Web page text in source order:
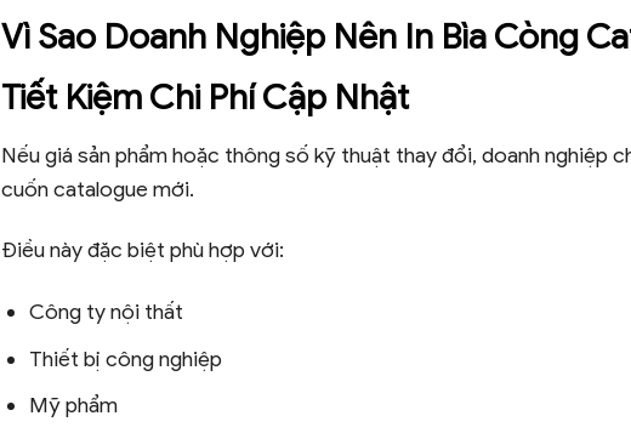
Vì Sao Doanh Nghiệp Nên In Bìa Còng
Tiết Kiệm Chi Phí Cập Nhật
Nếu giá sản phẩm hoặc thông số kỹ thuật thay đổi, doanh nghiệp
cuốn catalogue mới.
Điều này đặc biệt phù hợp với:
Công ty nội thất
Thiết bị công nghiệp
Mỹ phẩm